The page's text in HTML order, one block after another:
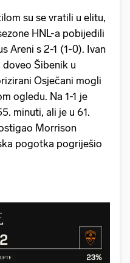
su se vratili u elitu,
HNL-a pobijedili
Areni s 2-1 (1-0). Ivan
Šibenik u
Osječani mogli
ogledu. Na 1-1 je
minuti, ali je u 61.
Morrison
pogotka pogriješio